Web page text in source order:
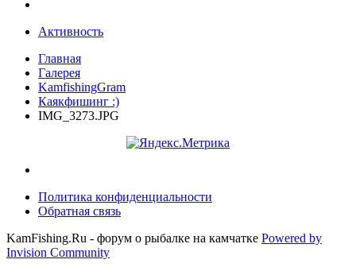
Активность
Главная
Галерея
KamfishingGram
Каякфишинг :)
IMG_3273.JPG
Политика конфиденциальности
Обратная связь
KamFishing.Ru - форум о рыбалке на камчатке Powered by
Invision Community